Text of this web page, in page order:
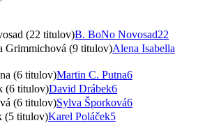
(22 titulov)B. BoNo Novosad22
Grimmichová (9 titulov)Alena Isabella
(6 titulov)Martin C. Putna6
(6 titulov)David Drábek6
(6 titulov)Sylva Šporková6
(5 titulov)Karel Poláček5